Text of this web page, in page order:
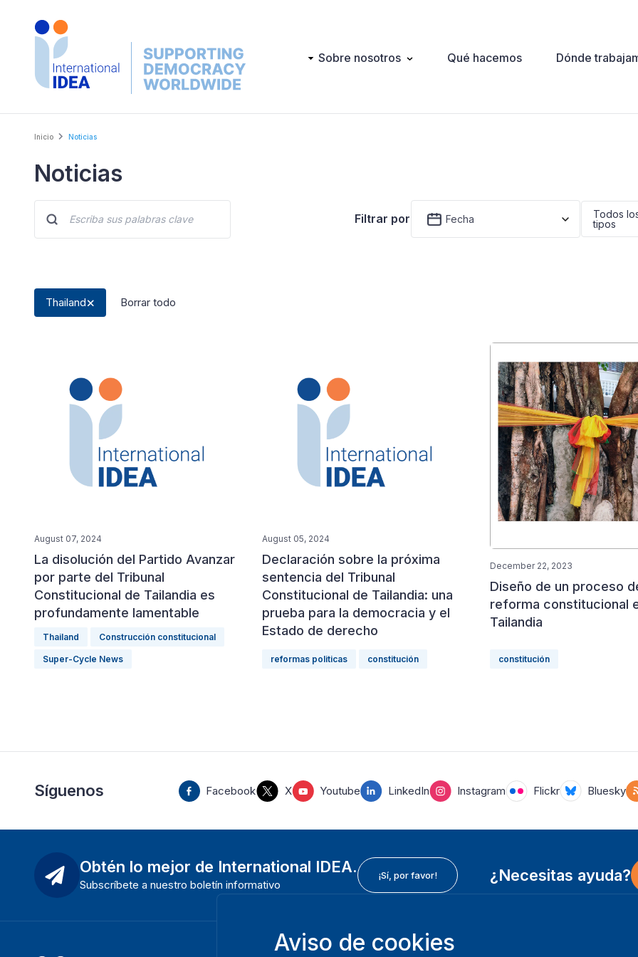
Main Sobre nosotros Qué hacemos Dónde
Breadcrumb
Inicio Noticias
Noticias
Filtrar por Fecha
Todos
tipos
Thailand Borrar todo
August 07, 2024
La disolución del Partido Avanzar
por parte del Tribunal
Constitucional de Tailandia es
profundamente lamentable
Thailand Construcción constitucional
Super-Cycle News
August 05, 2024
Declaración sobre la próxima
sentencia del Tribunal
Constitucional de Tailandia: una
prueba para la democracia y el
Estado de derecho
reformas politicas constitución
December 22, 2023
Diseño de un proceso
reforma constitucional
Tailandia
constitución
Síguenos Facebook X Youtube LinkedIn Instagram Flickr Bluesky
Obtén lo mejor de International IDEA.
Subscríbete a nuestro boletín informativo
¡Sí, por favor! ¿Necesitas ayuda?
Aviso de cookies